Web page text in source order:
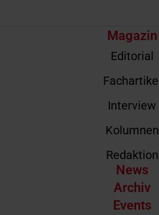
Magazin
Editorial
Fachartikel
Interview
Kolumnen
Redaktion
News
Archiv
Events